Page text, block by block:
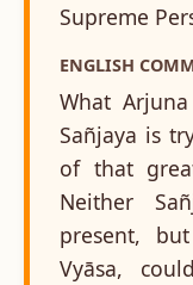
Supreme
ENGLISH
What
Sañjaya is
of that
Neither
present,
Vyāsa,